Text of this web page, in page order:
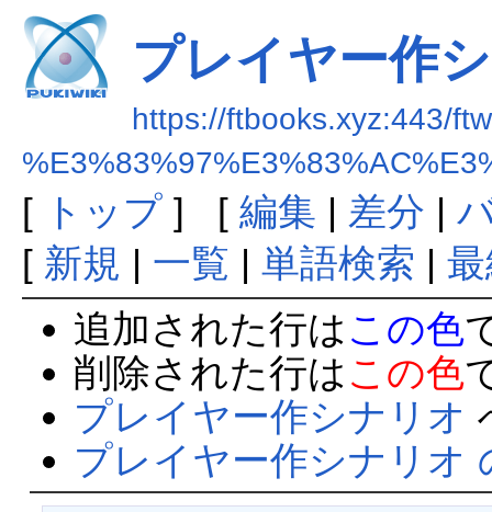
プレイヤー作
https://ftbooks.xyz:443/
[ トップ] [ 編集 | 差分 |
[ 新規 | 一覧 | 単語検索 |
追加された行は この色
削除された行は この色
プレイヤー作シナリオ
プレイヤー作シナリオ